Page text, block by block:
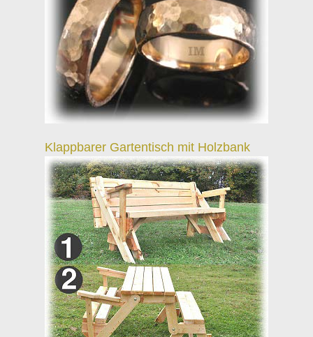
Klappbarer Gartentisch mit Holzbank